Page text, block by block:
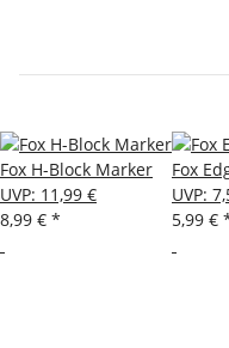
Fox H-Block Marker
UVP: 11,99 €
8,99 € *
Fox
UVP:
5,99 €